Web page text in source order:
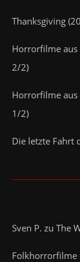
Thanksgiving
Horrorfilme aus
2/2)
Horrorfilme aus
1/2)
Die letzte Fahrt
Sven P. zu The
Folkhorrorfilme